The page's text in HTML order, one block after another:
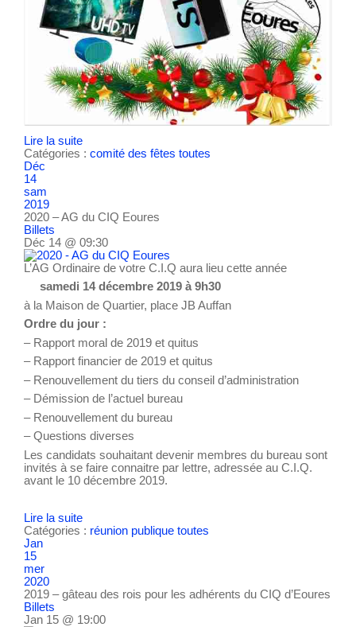
Lire la suite
Catégories : comité des fêtes toutes
Déc
14
sam
2019
2020 – AG du CIQ Eoures
Billets
Déc 14 @ 09:30
L’AG Ordinaire de votre C.I.Q aura lieu cette année
samedi 14 décembre 2019 à 9h30
à la Maison de Quartier, place JB Auffan
Ordre du jour :
– Rapport moral de 2019 et quitus
– Rapport financier de 2019 et quitus
– Renouvellement du tiers du conseil d’administration
– Démission de l’actuel bureau
– Renouvellement du bureau
– Questions diverses
Les candidats souhaitant devenir membres du bureau sont
invités à se faire connaitre par lettre, adressée au C.I.Q.
avant le 10 décembre 2019.
Lire la suite
Catégories : réunion publique toutes
Jan
15
mer
2020
2019 – gâteau des rois pour les adhérents du CIQ d’Eoures
Billets
Jan 15 @ 19:00